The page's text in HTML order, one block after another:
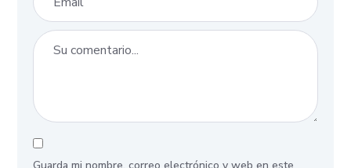
Guarda mi nombre, correo electrónico y web en este